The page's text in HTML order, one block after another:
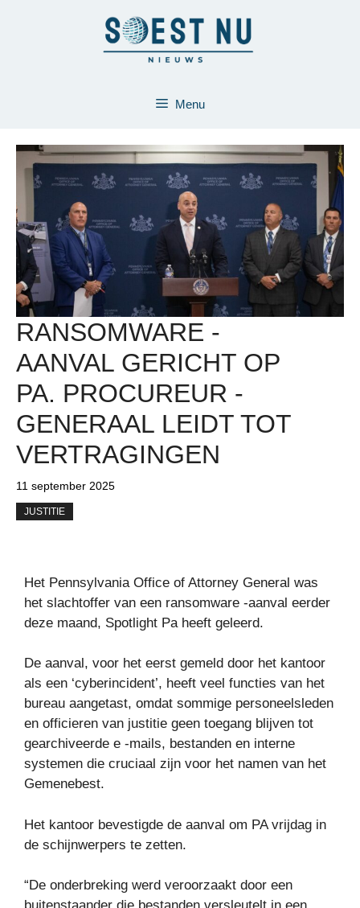
Menu
RANSOMWARE -
AANVAL GERICHT OP
PA. PROCUREUR -
GENERAAL LEIDT TOT
VERTRAGINGEN
11 september 2025
JUSTITIE
Het Pennsylvania Office of Attorney General was
het slachtoffer van een ransomware -aanval eerder
deze maand, Spotlight Pa heeft geleerd.
De aanval, voor het eerst gemeld door het kantoor
als een ‘cyberincident’, heeft veel functies van het
bureau aangetast, omdat sommige personeelsleden
en officieren van justitie geen toegang blijven tot
gearchiveerde e -mails, bestanden en interne
systemen die cruciaal zijn voor het namen van het
Gemenebest.
Het kantoor bevestigde de aanval om PA vrijdag in
de schijnwerpers te zetten.
“De onderbreking werd veroorzaakt door een